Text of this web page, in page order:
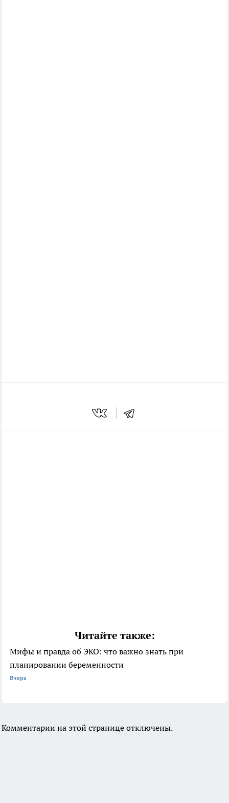
Читайте также:
Мифы и правда об ЭКО: что важно знать при
планировании беременности
Вчера
Комментарии на этой странице отключены.